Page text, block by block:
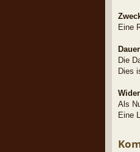
Eine
Die
Dies
Als
Eine